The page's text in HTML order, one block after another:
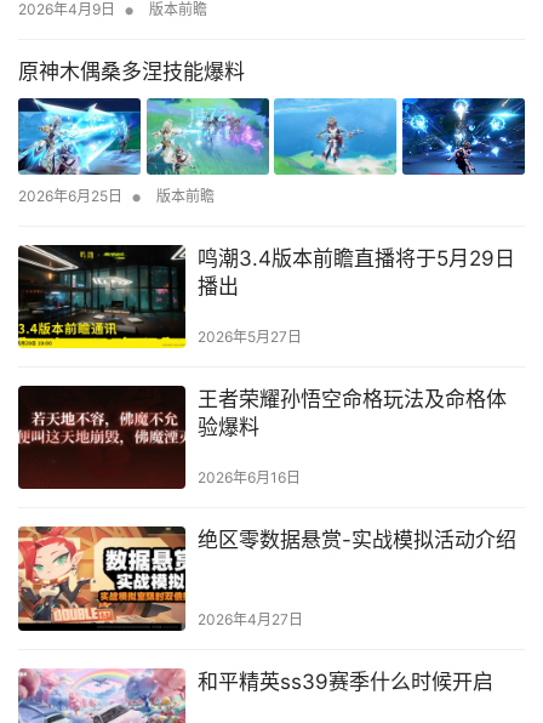
2026年4月9日 • 版本前瞻
原神木偶桑多涅技能爆料
2026年6月25日 • 版本前瞻
鸣潮3.4版本前瞻直播将于5月29日
播出
2026年5月27日
王者荣耀孙悟空命格玩法及命格体
验爆料
2026年6月16日
绝区零数据悬赏-实战模拟活动介绍
2026年4月27日
和平精英ss39赛季什么时候开启